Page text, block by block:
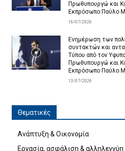
Πρωθυπουργώ και
Εκπρόσωπο Παύλο
16/07/2026
Ενημέρωση των
συντακτών και
Τύπου από τον
Πρωθυπουργώ και
Εκπρόσωπο Παύλο
13/07/2026
Θεματικές
Ανάπτυξη & Οικονομία
Εργασία, ασφάλιση & αλληλεγγύη